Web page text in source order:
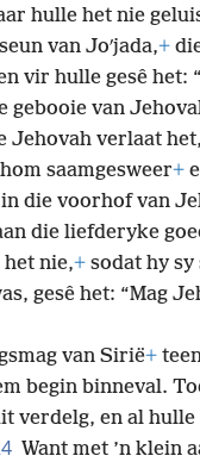
hulle het nie
van Joʹjada,+
vir hulle gesê het:
gebooie van
Jehovah verlaat
saamgesweer+
in die voorhof van
die liefderyke
het nie,+ sodat hy sy
gesê het: “Mag
van Sirië+
begin binneval.
verdelg, en al
Want met ’n klein